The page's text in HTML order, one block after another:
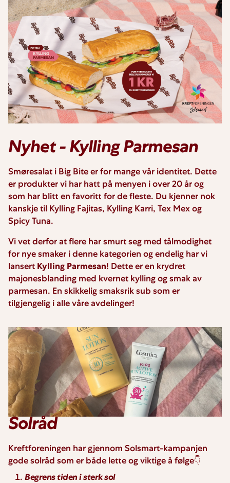
Nyhet - Kylling Parmesan
Smøresalat i Big Bite er for mange vår identitet. Dette
er produkter vi har hatt på menyen i over 20 år og
som har blitt en favoritt for de fleste. Du kjenner nok
kanskje til Kylling Fajitas, Kylling Karri, Tex Mex og
Spicy Tuna.
Vi vet derfor at flere har smurt seg med tålmodighet
for nye smaker i denne kategorien og endelig har vi
lansert Kylling Parmesan! Dette er en krydret
majonesblanding med kvernet kylling og smak av
parmesan. En skikkelig smaksrik sub som er
tilgjengelig i alle våre avdelinger!
Solråd
Kreftforeningen har gjennom Solsmart-kampanjen
gode solråd som er både lette og viktige å følge👇
Begrens tiden i sterk sol